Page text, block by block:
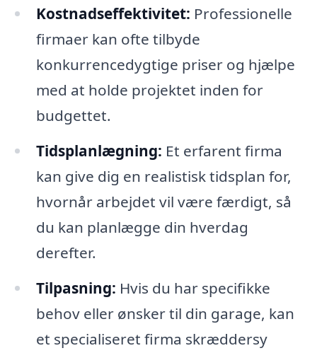
Kostnadseffektivitet: Professionelle
firmaer kan ofte tilbyde
konkurrencedygtige priser og hjælpe
med at holde projektet inden for
budgettet.
Tidsplanlægning: Et erfarent firma
kan give dig en realistisk tidsplan for,
hvornår arbejdet vil være færdigt, så
du kan planlægge din hverdag
derefter.
Tilpasning: Hvis du har specifikke
behov eller ønsker til din garage, kan
et specialiseret firma skræddersy